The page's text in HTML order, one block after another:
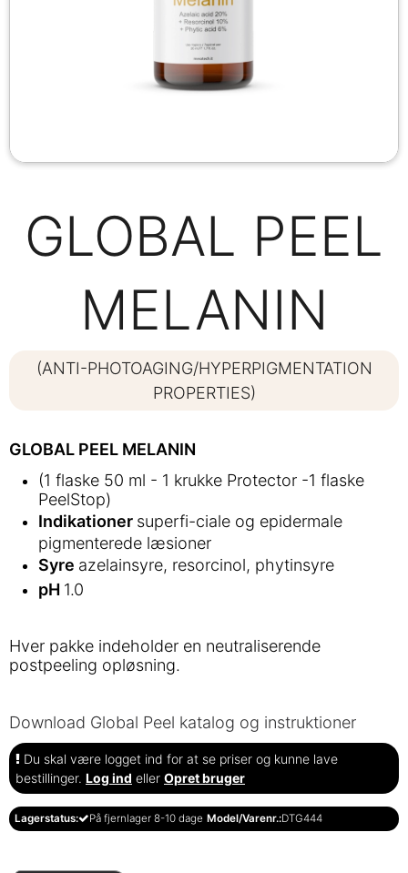
GLOBAL PEEL
MELANIN
(ANTI-PHOTOAGING/HYPERPIGMENTATION
PROPERTIES)
GLOBAL PEEL MELANIN
(1 flaske 50 ml - 1 krukke Protector -1 flaske
PeelStop)
Indikationer superfi-ciale og epidermale
pigmenterede læsioner
Syre azelainsyre, resorcinol, phytinsyre
pH 1.0
Hver pakke indeholder en neutraliserende
postpeeling opløsning.
Download Global Peel katalog og instruktioner
Du skal være logget ind for at se priser og kunne lave
bestillinger. Log ind eller Opret bruger
Lagerstatus: På fjernlager 8-10 dage Model/Varenr.:DTG444